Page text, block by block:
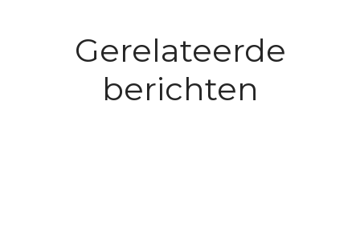
Gerelateerde
berichten
Ontmoet Marjolijn: Zichzelf
Ontmoet Josefine en
Rebecca: Samenwerken over
Maak kennis met Piotr:
Leidinggeven met creativiteit;
uitdagingen omzetten in